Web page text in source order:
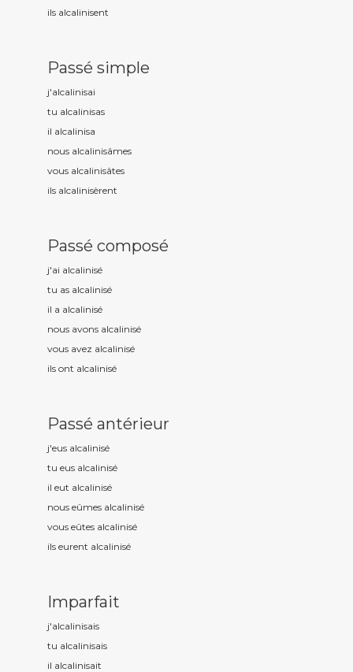
ils alcalinisent
Passé simple
j'alcalinisai
tu alcalinisas
il alcalinisa
nous alcalinisâmes
vous alcalinisâtes
ils alcalinisèrent
Passé composé
j'ai alcalinisé
tu as alcalinisé
il a alcalinisé
nous avons alcalinisé
vous avez alcalinisé
ils ont alcalinisé
Passé antérieur
j'eus alcalinisé
tu eus alcalinisé
il eut alcalinisé
nous eûmes alcalinisé
vous eûtes alcalinisé
ils eurent alcalinisé
Imparfait
j'alcalinisais
tu alcalinisais
il alcalinisait